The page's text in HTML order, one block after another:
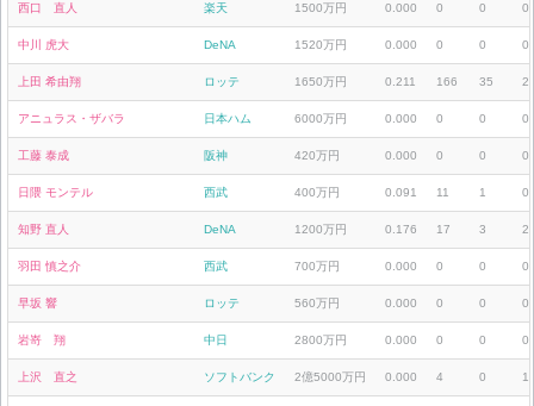
西口 直人 楽天 1500万円 0.000 0 0 0
中川 虎大 DeNA 1520万円 0.000 0 0 0
上田 希由翔 ロッテ 1650万円 0.211 166 35
アニュラス・ザバラ 日本ハム 6000万円 0.000 0 0 0
工藤 泰成 阪神 420万円 0.000 0 0 0
日隈 モンテル 西武 400万円 0.091 11 1 0
知野 直人 DeNA 1200万円 0.176 17 3 2
羽田 慎之介 西武 700万円 0.000 0 0 0
早坂 響 ロッテ 560万円 0.000 0 0 0
岩嵜 翔 中日 2800万円 0.000 0 0 0
上沢 直之 ソフトバンク 2億5000万円 0.000 4 0 1